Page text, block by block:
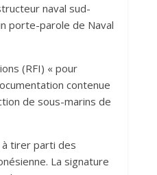
naval sud-
porte-parole de Naval
(RFI) « pour
contenue
de sous-marins de
à tirer parti des
La signature